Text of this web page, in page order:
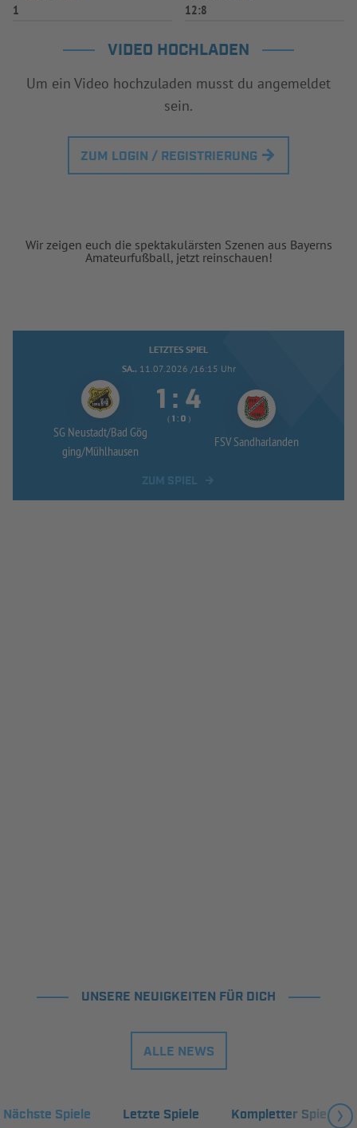
1 12:8
VIDEO HOCHLADEN
Um ein Video hochzuladen musst du angemeldet
sein.
ZUM LOGIN / REGISTRIERUNG
Wir zeigen euch die spektakulärsten Szenen aus Bayerns
Amateurfußball, jetzt reinschauen!
LETZTES SPIEL
SA.. 11.07.2026 /16:15 Uhr
SG Neustadt/Bad Gög
ging/Mühlhausen
 : 
(  :  )
FSV Sandharlanden
UNSERE NEUIGKEITEN FÜR DICH
ALLE NEWS
Nächste Spiele Letzte Spiele Kompletter Spielplan